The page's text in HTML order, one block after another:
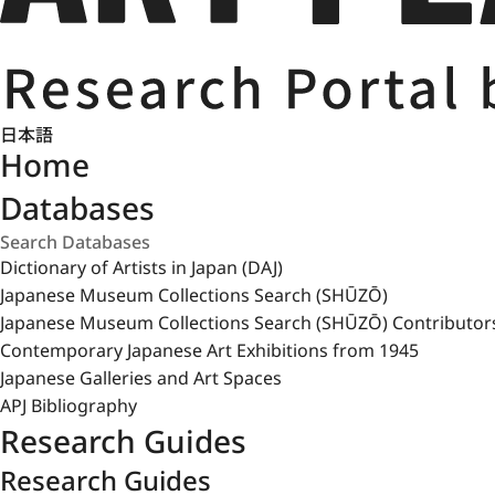
日本語
Home
Databases
Dictionary of Artists in Japan (DAJ)
Japanese Museum Collections Search (SHŪZŌ)
Japanese Museum Collections Search (SHŪZŌ)
Contemporary Japanese Art Exhibitions from 1945
Japanese Galleries and Art Spaces
APJ Bibliography
Research Guides
Research Guides